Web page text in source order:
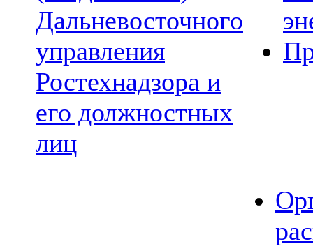
Дальневосточного
управления
Ростехнадзора и
его должностных
лиц